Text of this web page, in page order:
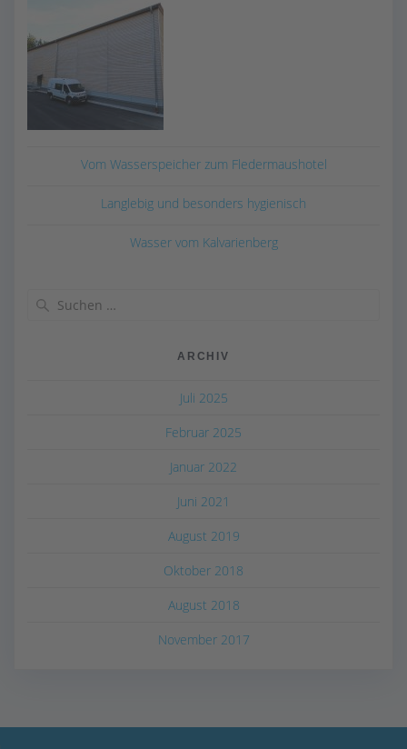
Vom Wasserspeicher zum Fledermaushotel
Langlebig und besonders hygienisch
Wasser vom Kalvarienberg
ARCHIV
Juli 2025
Februar 2025
Januar 2022
Juni 2021
August 2019
Oktober 2018
August 2018
November 2017